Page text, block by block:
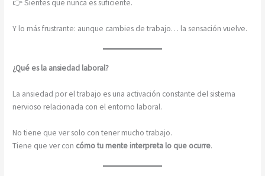
👉 Sientes que nunca es suficiente.
Y lo más frustrante: aunque cambies de trabajo… la sensación vuelve.
¿Qué es la ansiedad laboral?
La ansiedad por el trabajo es una activación constante del sistema
nervioso relacionada con el entorno laboral.
No tiene que ver solo con tener mucho trabajo.
Tiene que ver con cómo tu mente interpreta lo que ocurre.